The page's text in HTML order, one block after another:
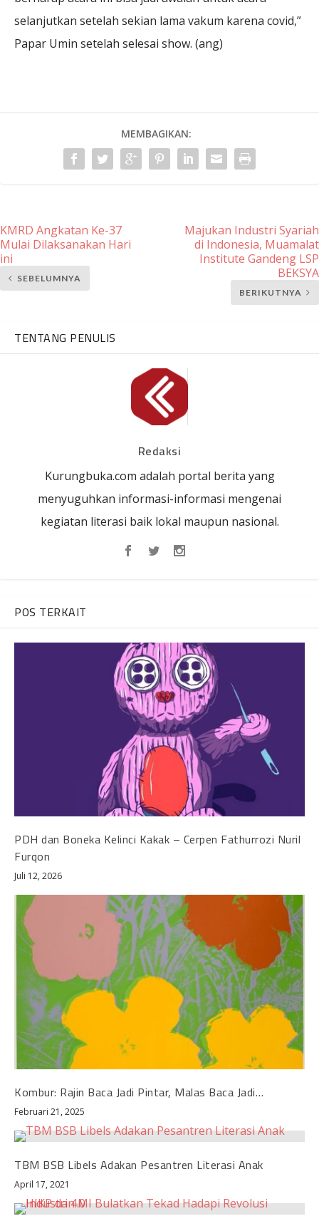
selanjutkan setelah sekian lama vakum karena covid,”
Papar Umin setelah selesai show. (ang)
MEMBAGIKAN:
KMRD Angkatan Ke-37
Mulai Dilaksanakan Hari
ini
SEBELUMNYA
Majukan Industri Syariah
di Indonesia, Muamalat
Institute Gandeng LSP
BEKSYA
BERIKUTNYA
TENTANG PENULIS
Redaksi
Kurungbuka.com adalah portal berita yang
menyuguhkan informasi-informasi mengenai
kegiatan literasi baik lokal maupun nasional.
POS TERKAIT
PDH dan Boneka Kelinci Kakak – Cerpen Fathurrozi Nuril
Furqon
Juli 12, 2026
Kombur: Rajin Baca Jadi Pintar, Malas Baca Jadi…
Februari 21, 2025
TBM BSB Libels Adakan Pesantren Literasi Anak
April 17, 2021